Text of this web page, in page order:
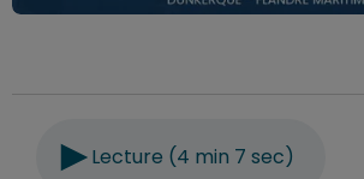
Lecture (4 min 7 sec)